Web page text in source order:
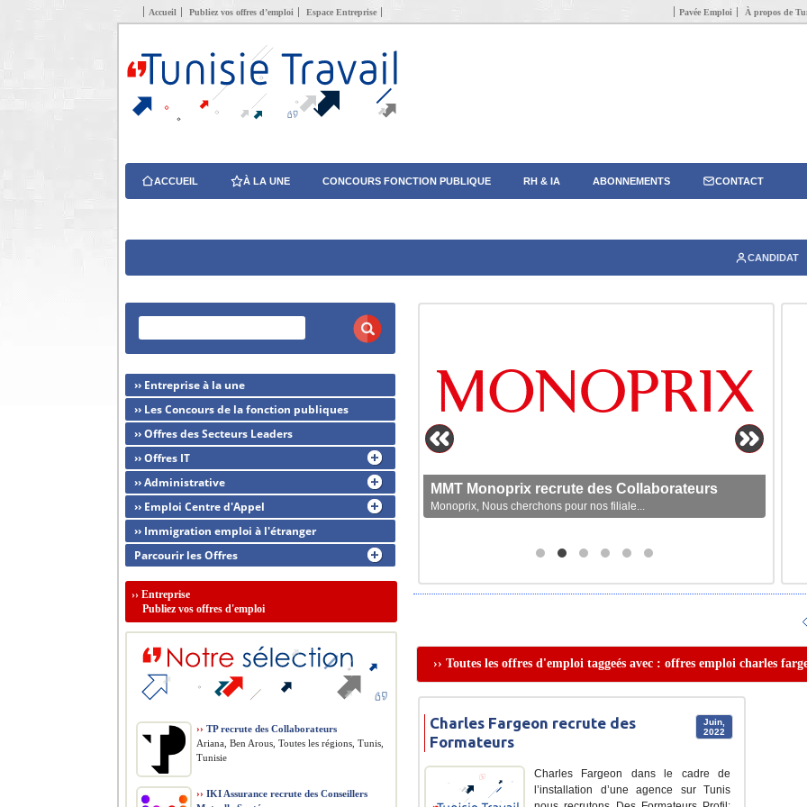
Accueil Publiez vos offres d’emploi Espace Entreprise Pavée Emploi À propos de
ACCUEIL À LA UNE CONCOURS FONCTION PUBLIQUE RH & IA ABONNEMENTS CONTACT
CANDIDAT
MMT Monoprix recrute des Collaborateurs
Monoprix, Nous cherchons pour nos filiale...
›› Toutes les offres d'emploi taggeés avec : offres emploi charles
Juin,
2022
Charles Fargeon recrute des
Formateurs
Charles Fargeon dans le cadre de
l’installation d’une agence sur Tunis
›› Entreprise à la une
›› Les Concours de la fonction publiques
›› Offres des Secteurs Leaders
›› Offres IT
›› Administrative
›› Emploi Centre d'Appel
›› Immigration emploi à l'étranger
Parcourir les Offres
›› Entreprise
Publiez vos offres d'emploi
›› TP recrute des Collaborateurs
Ariana, Ben Arous, Toutes les régions, Tunis,
Tunisie
›› IKI Assurance recrute des Conseillers